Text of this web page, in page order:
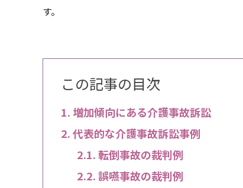
す。
この記事の目次
増加傾向にある介護事故訴訟
代表的な介護事故訴訟事例
転倒事故の裁判例
誤嚥事故の裁判例